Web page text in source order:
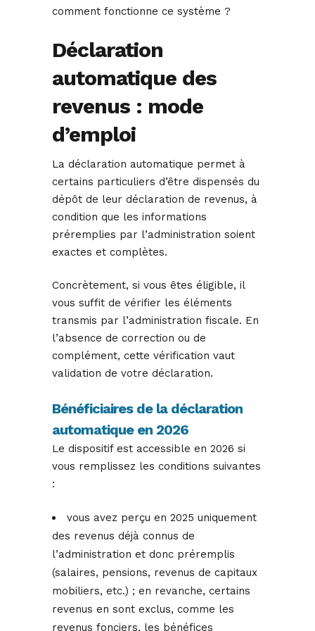
comment fonctionne ce système ?
Déclaration
automatique des
revenus : mode
d’emploi
La déclaration automatique permet à
certains particuliers d’être dispensés du
dépôt de leur déclaration de revenus, à
condition que les informations
préremplies par l’administration soient
exactes et complètes.
Concrètement, si vous êtes éligible, il
vous suffit de vérifier les éléments
transmis par l’administration fiscale. En
l’absence de correction ou de
complément, cette vérification vaut
validation de votre déclaration.
Bénéficiaires de la déclaration
automatique en 2026
Le dispositif est accessible en 2026 si
vous remplissez les conditions suivantes
:
vous avez perçu en 2025 uniquement
des revenus déjà connus de
l’administration et donc préremplis
(salaires, pensions, revenus de capitaux
mobiliers, etc.) ; en revanche, certains
revenus en sont exclus, comme les
revenus fonciers, les bénéfices